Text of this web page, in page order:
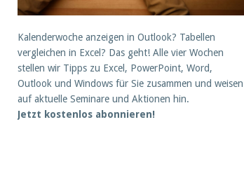
Kalenderwoche anzeigen in Outlook? Tabellen
vergleichen in Excel? Das geht! Alle vier Wochen
stellen wir Tipps zu Excel, PowerPoint, Word,
Outlook und Windows für Sie zusammen und weisen
auf aktuelle Seminare und Aktionen hin.
Jetzt kostenlos abonnieren!